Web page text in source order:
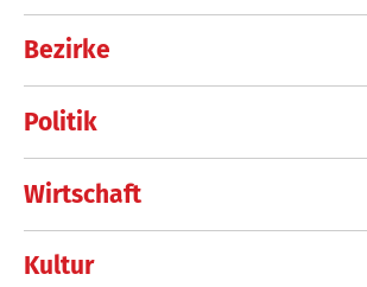
Bezirke
Politik
Wirtschaft
Kultur